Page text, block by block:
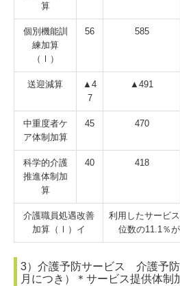
応募職種
エントリーフォーム
お問い合わせ
プライバシーポリシー
職員ログイン専用
算
個別機能訓
練加算
（Ⅰ）
56 585
送迎減算
▲4
7
▲491
中重度者ケ
ア体制加算
45 470
科学的介護
推進体制加
算
40 418
介護職員処遇改善
加算（Ⅰ）イ
利用したサービ
位数の11.1％
3）介護予防サービス 介護予
月につき）＊サービス提供体